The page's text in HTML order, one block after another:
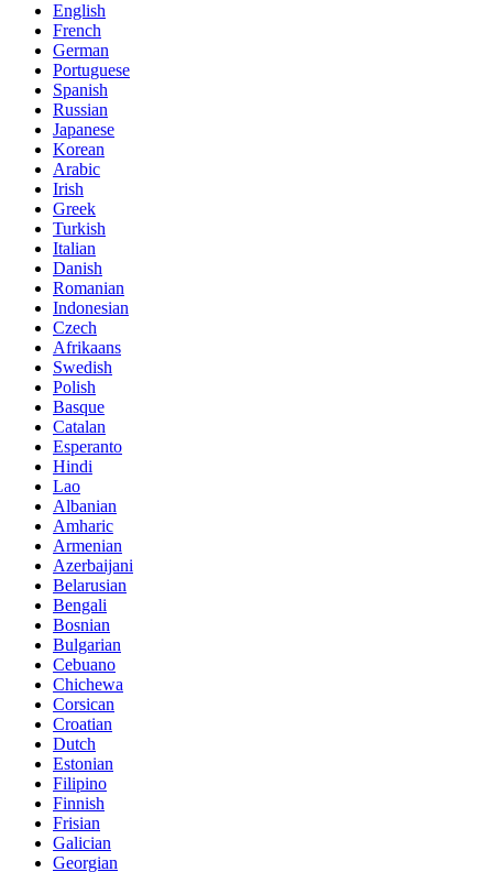
English
French
German
Portuguese
Spanish
Russian
Japanese
Korean
Arabic
Irish
Greek
Turkish
Italian
Danish
Romanian
Indonesian
Czech
Afrikaans
Swedish
Polish
Basque
Catalan
Esperanto
Hindi
Lao
Albanian
Amharic
Armenian
Azerbaijani
Belarusian
Bengali
Bosnian
Bulgarian
Cebuano
Chichewa
Corsican
Croatian
Dutch
Estonian
Filipino
Finnish
Frisian
Galician
Georgian